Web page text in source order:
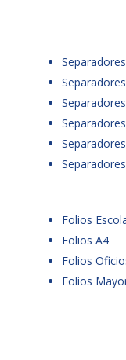
Folios
Folios A4
Folios
Folios